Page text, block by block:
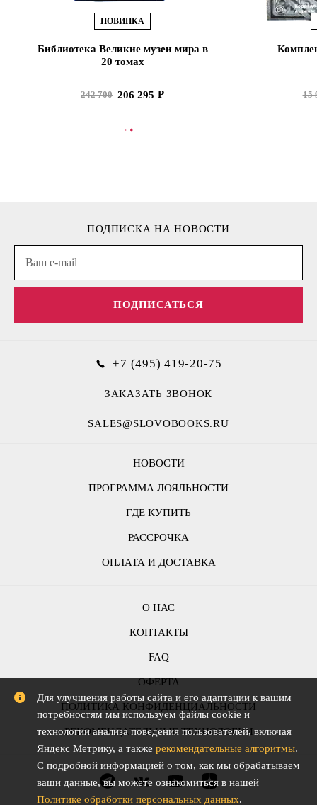
НОВИНКА
Библиотека Великие музеи мира в
20 томах
242 700 206 295
В КОРЗИНУ
15
НОВОСТИ
ПРОГРАММА ЛОЯЛЬНОСТИ
ГДЕ КУПИТЬ
РАССРОЧКА
ОПЛАТА И ДОСТАВКА
ПОДПИСКА НА НОВОСТИ
ПОДПИСАТЬСЯ
О НАС
КОНТАКТЫ
FAQ
ОФЕРТА
ПОЛИТИКА КОНФИДЕНЦИАЛЬНОСТИ
РЕКОМЕНДАТЕЛЬНЫЕ ТЕХНОЛОГИИ
+7 (495) 419-20-75
ЗАКАЗАТЬ ЗВОНОК
SALES@SLOVOBOOKS.RU
Для улучшения работы сайта и его адаптации к вашим
потребностям мы используем файлы cookie и
технологии анализа поведения пользователей, включая
Яндекс Метрику, а также рекомендательные алгоритмы.
С подробной информацией о том, как мы обрабатываем
ваши данные, вы можете ознакомиться в нашей
Политике обработки персональных данных.